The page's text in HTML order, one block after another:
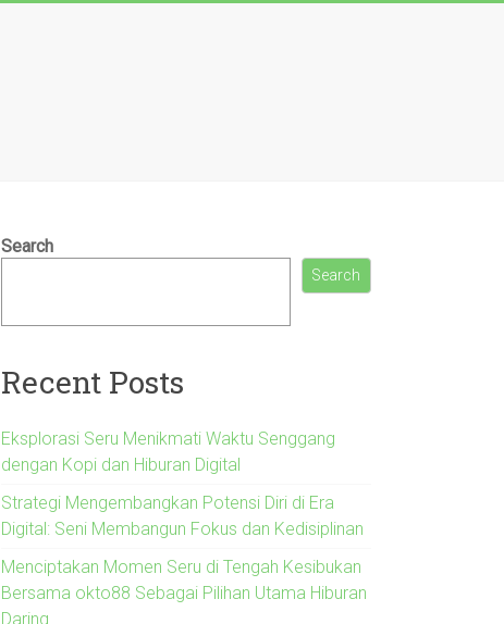
Search
Search
Recent Posts
Eksplorasi Seru Menikmati Waktu Senggang
dengan Kopi dan Hiburan Digital
Strategi Mengembangkan Potensi Diri di Era
Digital: Seni Membangun Fokus dan Kedisiplinan
Menciptakan Momen Seru di Tengah Kesibukan
Bersama okto88 Sebagai Pilihan Utama Hiburan
Daring